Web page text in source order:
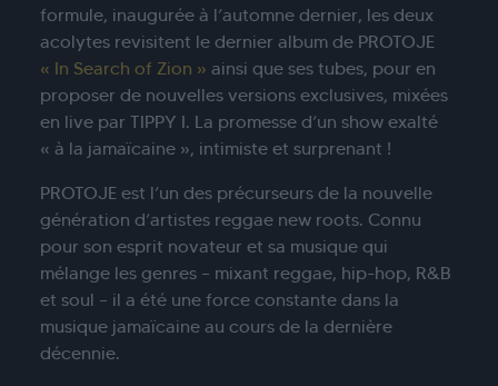
formule, inaugurée à l’automne dernier, les deux
acolytes revisitent le dernier album de PROTOJE
« In Search of Zion » ainsi que ses tubes, pour en
proposer de nouvelles versions exclusives, mixées
en live par TIPPY I. La promesse d’un show exalté
« à la jamaïcaine », intimiste et surprenant !
PROTOJE est l’un des précurseurs de la nouvelle
génération d’artistes reggae new roots. Connu
pour son esprit novateur et sa musique qui
mélange les genres – mixant reggae, hip-hop, R&B
et soul – il a été une force constante dans la
musique jamaïcaine au cours de la dernière
décennie.